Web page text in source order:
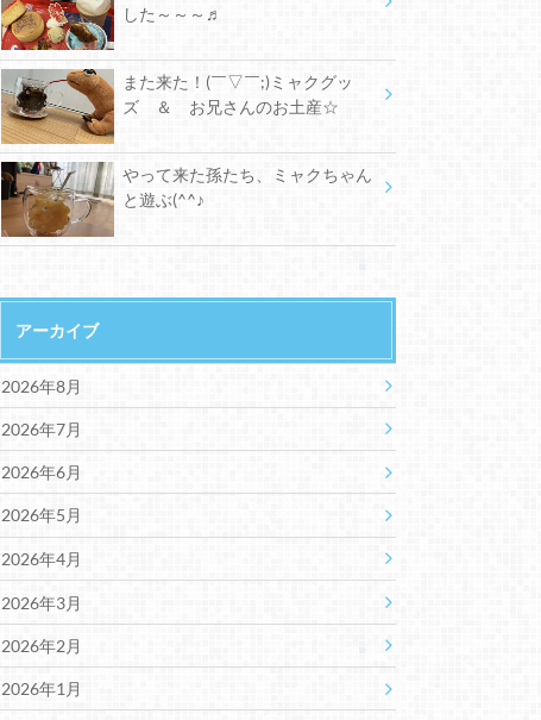
した～～～♬
また来た！(￣▽￣;)ミャクグッ
ズ ＆ お兄さんのお土産☆
やって来た孫たち、ミャクちゃん
と遊ぶ(^^♪
アーカイブ
2026年8月
2026年7月
2026年6月
2026年5月
2026年4月
2026年3月
2026年2月
2026年1月